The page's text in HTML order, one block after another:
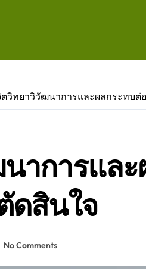
วิทยาวิวัฒนาการและผลกระทบต่
าการแล
ดสินใจ
No Comments